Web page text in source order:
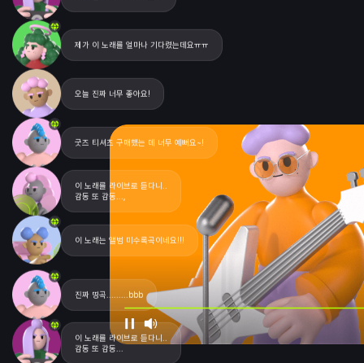
오늘 진짜 너무 좋아요!
굿즈 티셔츠 구매했는 데 너무 예뻐요~!
이 노래를 라이브로 듣다니..
감동 또 감동...,
이 노래는 앨범 미수록곡이네요!!!
진짜 띵곡.........bbb
이 노래를 라이브로 듣다니..
감동 또 감동...
이 노래는 앨범 미수록곡이네요!!!